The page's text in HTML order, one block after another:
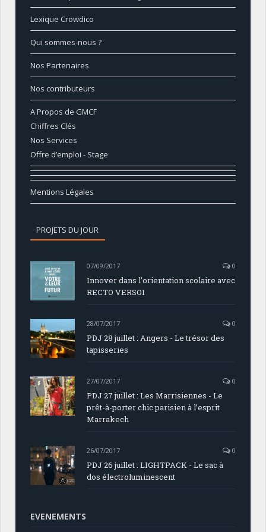
Lexique Crowdico
Qui sommes-nous ?
Nos Partenaires
Nos contributeurs
A Propos de GMCF
Chiffres Clés
Nos Services
Offre d’emploi - Stage
Mentions Légales
PROJETS DU JOUR
07/09/2017 0
Innover dans l’orientation scolaire avec
RECTO VERSOI
28/07/2017 0
PDJ 28 juillet : Angers - Le trésor des
tapisseries
27/07/2017 0
PDJ 27 juillet : Les Marrisiennes - Le
prêt-à-porter chic parisien à l’esprit
Marrakech
26/07/2017 0
PDJ 26 juillet : LIGHTPACK - Le sac à
dos électroluminescent
EVENEMENTS